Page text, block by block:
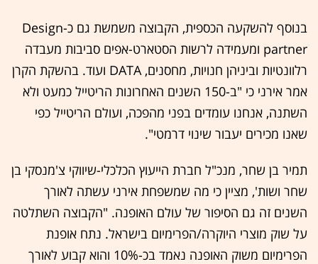
בנוסף להשקעה הכספית, הקבוצה משמשת גם כ-Design
partner ומעמידה לרשות הסטארט-אפים סביבות מעבדה
רלוונטיות וביניהן חנויות, מחסנים, DATA ועוד. בהשקת הקרן
אמר אירני כי "ב-150 השנים האחרונות הריטייל כמעט ולא
השתנה, אנחנו עומדים בפני מהפכה, ועולם הריטייל כפי
שאנו מכירים יעבור שינוי דרמטי".
תמיר בן שחר, מנכ"ל חברת הייעוץ הכלכלי-שיווקי צ'מנסקי בן
שחר ושות', מציין כי מה שמשפחת אירני עשתה לאורך
השנים זה גם הסיפור של עולם האופנה. "הקבוצה השתלטה
על שוק מוצרי היוקרה/הפרימיום בישראל. נתח אופנת
הפרימיום משוק האופנה נאמד בכ-10% והוא קבוע לאורך